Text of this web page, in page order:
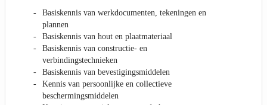
Basiskennis van werkdocumenten, tekeningen en
plannen
Basiskennis van hout en plaatmateriaal
Basiskennis van constructie- en
verbindingstechnieken
Basiskennis van bevestigingsmiddelen
Kennis van persoonlijke en collectieve
beschermingsmiddelen